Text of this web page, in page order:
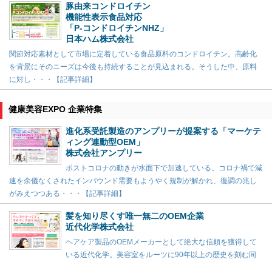
豚由来コンドロイチン
機能性表示食品対応
「P-コンドロイチンNHZ」
日本ハム株式会社
関節対応素材として市場に定着している食品原料のコンドロイチン。高齢化
を背景にそのニーズは今後も持続することが見込まれる。そうした中、原料
に対し・・・【記事詳細】
健康美容EXPO 企業特集
進化系受託製造のアンプリーが提案する「マーケテ
ィング連動型OEM」
株式会社アンプリー
ポストコロナの動きが水面下で加速している。コロナ禍で減
速を余儀なくされたインバウンド需要もようやく規制が解かれ、復調の兆し
がみえつつある・・・【記事詳細】
髪を知り尽くす唯一無二のOEM企業
近代化学株式会社
ヘアケア製品のOEMメーカーとして絶大な信頼を獲得して
いる近代化学。美容室をルーツに90年以上の歴史を刻む同